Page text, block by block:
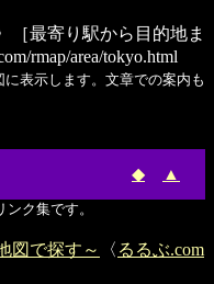
［最寄り駅から目的地ま
rmap/area/tokyo.html
表示します。文章での案内も
◆ ▲
ク集です。
図で探す～ 〈 るるぶ.com